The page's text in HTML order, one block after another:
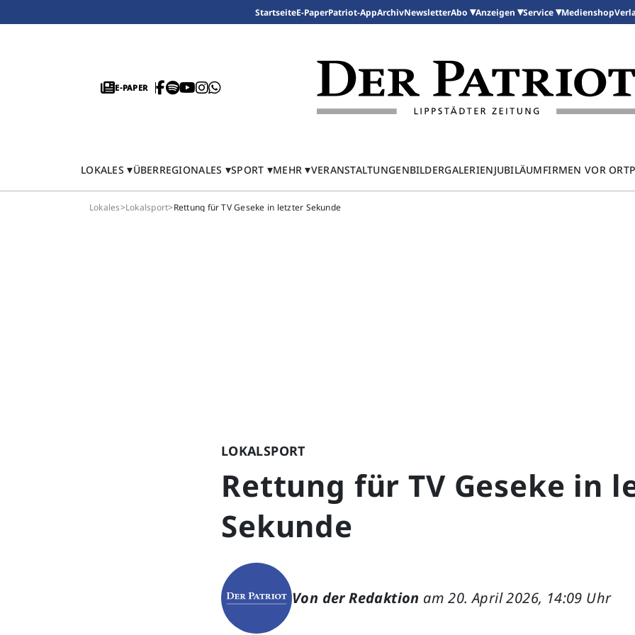
StartseiteE-PaperPatriot-AppArchivNewsletterAbo Anzeigen Service Medienshop
E-PAPER
LOKALES ÜBERREGIONALES SPORT MEHR VERANSTALTUNGENBILDERGALERIENJUBILÄUMFIRMEN VOR ORT
Lokales>Lokalsport>Rettung für TV Geseke in letzter Sekunde
LOKALSPORT
Rettung für TV Geseke in
Sekunde
Von der Redaktion am 20. April 2026, 14:09 Uhr